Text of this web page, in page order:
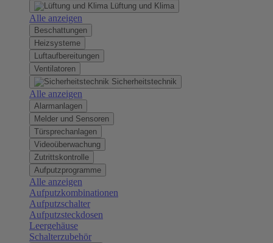
Lüftung und Klima
Alle anzeigen
Beschattungen
Heizsysteme
Luftaufbereitungen
Ventilatoren
Sicherheitstechnik
Alle anzeigen
Alarmanlagen
Melder und Sensoren
Türsprechanlagen
Videoüberwachung
Zutrittskontrolle
Aufputzprogramme
Alle anzeigen
Aufputzkombinationen
Aufputzschalter
Aufputzsteckdosen
Leergehäuse
Schalterzubehör